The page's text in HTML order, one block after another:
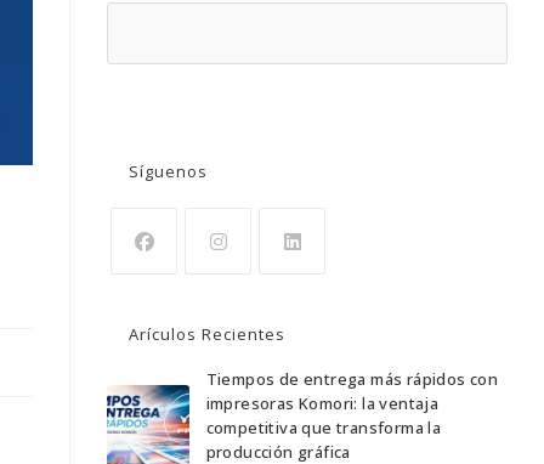
Síguenos
Arículos Recientes
Tiempos de entrega más rápidos con
impresoras Komori: la ventaja
competitiva que transforma la
producción gráfica